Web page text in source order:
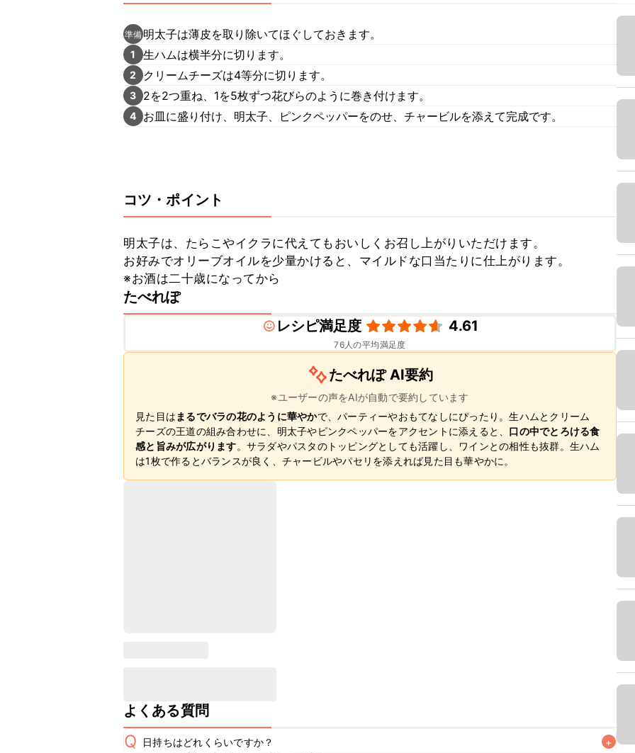
準備 明太子は薄皮を取り除いてほぐしておきます。
1 生ハムは横半分に切ります。
2 クリームチーズは4等分に切ります。
3 2を2つ重ね、1を5枚ずつ花びらのように巻き付けます。
4 お皿に盛り付け、明太子、ピンクペッパーをのせ、チャービルを添えて完成です。
コツ・ポイント
明太子は、たらこやイクラに代えてもおいしくお召し上がりいただけます。
お好みでオリーブオイルを少量かけると、マイルドな口当たりに仕上がります。
※お酒は二十歳になってから
たべれぽ
レシピ満足度
4.61
76人の平均満足度
たべれぽ AI要約
※ユーザーの声をAIが自動で要約しています
見た目は まるでバラの花のように華やかで、パーティーやおもてなしにぴったり。生ハムとクリーム
チーズの王道の組み合わせに、明太子やピンクペッパーをアクセントに添えると、 口の中でとろける食
感と旨みが広がります。サラダやパスタのトッピングとしても活躍し、ワインとの相性も抜群。生ハム
は1枚で作るとバランスが良く、チャービルやパセリを添えれば見た目も華やかに。
よくある質問
Q 日持ちはどれくらいですか？ +